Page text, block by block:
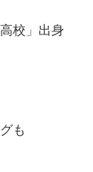
校」出身
も